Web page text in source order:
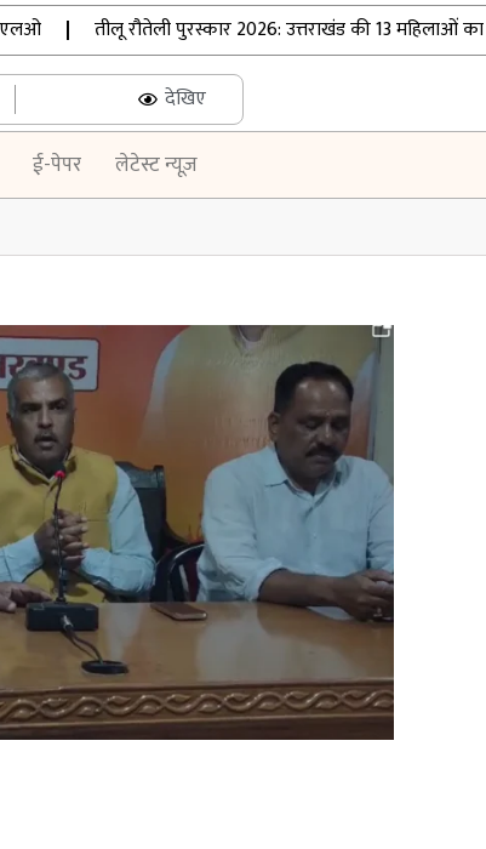
| तीलू रौतेली पुरस्कार 2026: उत्तराखंड की 13 महिलाओं का चयन
देखिए
ई-पेपर लेटेस्ट न्यूज़